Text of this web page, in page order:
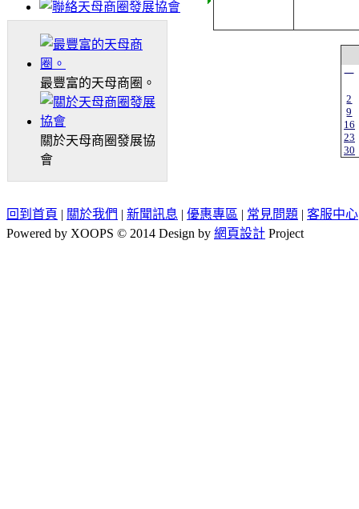
最豐富的天母商圈。
關於天母商圈發展協
會
一
2
9
16
23
30
回到首頁 | 關於我們 | 新聞訊息 | 優惠專區 | 常見問題 | 客服中心
Powered by XOOPS © 2014 Design by 網頁設計 Project